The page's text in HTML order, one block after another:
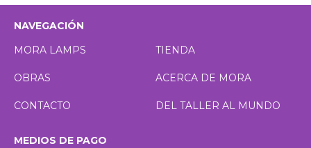
NAVEGACIÓN
MORA LAMPS
TIENDA
OBRAS ACERCA DE MORA
CONTACTO DEL TALLER AL MUNDO
MEDIOS DE PAGO